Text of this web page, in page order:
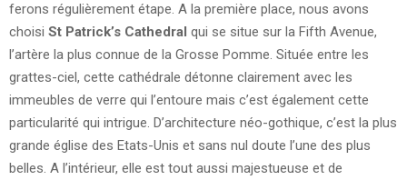
ferons régulièrement étape. A la première place, nous avons
choisi St Patrick’s Cathedral qui se situe sur la Fifth Avenue,
l’artère la plus connue de la Grosse Pomme. Située entre les
grattes-ciel, cette cathédrale détonne clairement avec les
immeubles de verre qui l’entoure mais c’est également cette
particularité qui intrigue. D’architecture néo-gothique, c’est la plus
grande église des Etats-Unis et sans nul doute l’une des plus
belles. A l’intérieur, elle est tout aussi majestueuse et de